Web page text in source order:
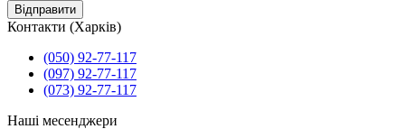
Відправити
Контакти (Харків)
(050) 92-77-117
(097) 92-77-117
(073) 92-77-117
Наші месенджери